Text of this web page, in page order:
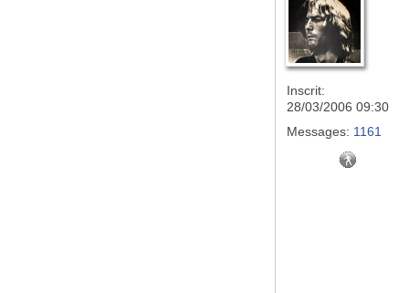
Inscrit:
28/03/2006 09:30
Messages: 1161